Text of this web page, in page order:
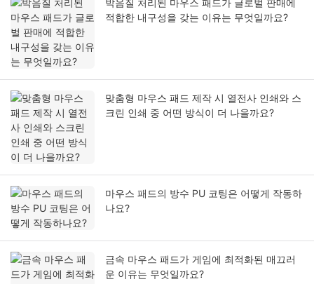
박음질 처리된 마우스 패드가 글로벌 판매에
적합한 내구성을 갖는 이유는 무엇일까요?
맞춤형 마우스 패드 제작 시 열전사 인쇄와 스
크린 인쇄 중 어떤 방식이 더 나을까요?
마우스 패드의 방수 PU 코팅은 어떻게 작동하
나요?
금속 마우스 패드가 게임에 최적화된 매끄러
운 이유는 무엇일까요?